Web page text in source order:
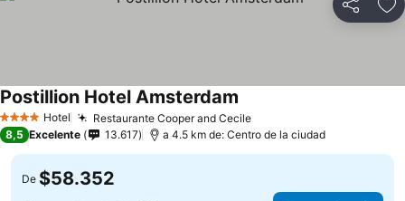
Compartir
4 EstrellasHotel Restaurante Cooper and Cecile
Postillion Hotel Amsterdam
8,5 Excelente 13.617 a 4.5 km de: Centro de la ciudad
De $58.352